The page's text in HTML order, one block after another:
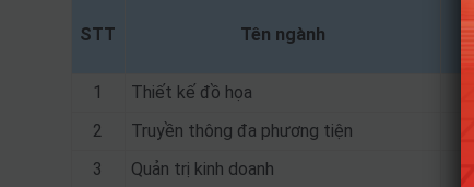
STT Tên ngành
1
Thiết kế đồ họa
2
Truyền thông đa phương tiện
3
Quản trị kinh doanh